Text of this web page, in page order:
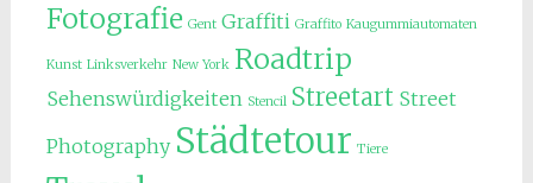
Fotografie Gent Graffiti Graffito Kaugummiautomaten
Kunst Linksverkehr New York Roadtrip
Sehenswürdigkeiten Stencil Streetart Street
Photography Städtetour Tiere